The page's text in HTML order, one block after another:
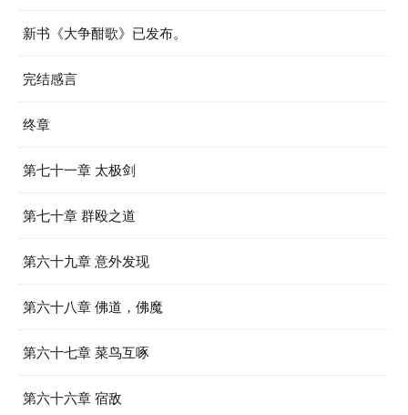
新书《大争酣歌》已发布。
完结感言
终章
第七十一章 太极剑
第七十章 群殴之道
第六十九章 意外发现
第六十八章 佛道，佛魔
第六十七章 菜鸟互啄
第六十六章 宿敌